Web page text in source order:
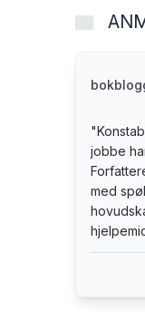
"
jobbe
med